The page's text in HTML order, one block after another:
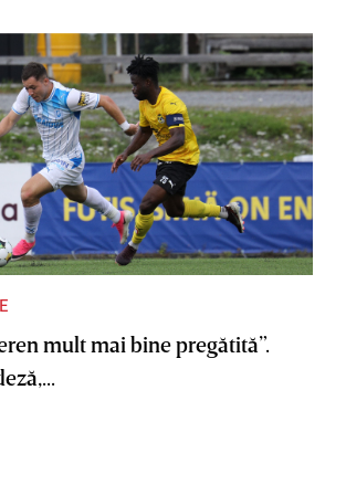
mult mai bine pregătită”.